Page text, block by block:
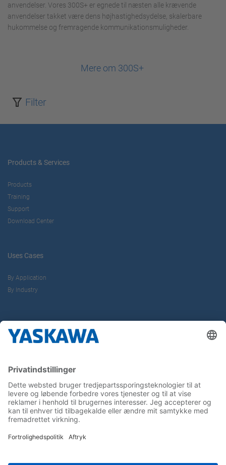
anvendelser. Vores 300S+ er egnede til næsten alle krævende
anvendelser takket være dens højhastighedsydelse, skalerbare
hukommelse og fremragende kommunikationsmuligheder.
Mere om 300S+
Filter
Products & Services
Products
Training
Support
Download Center
Uses Cases
By Application
By Industry
Career
Follow us on...